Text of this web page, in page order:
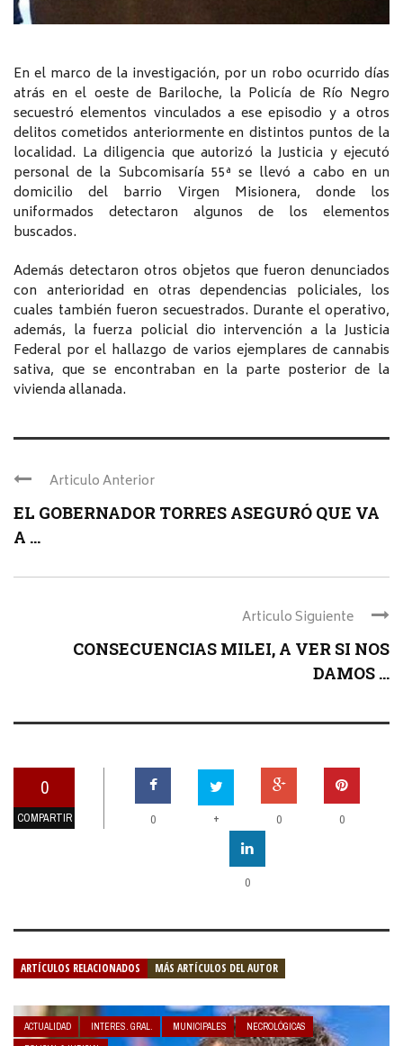
En el marco de la investigación, por un robo ocurrido días
atrás en el oeste de Bariloche, la Policía de Río Negro
secuestró elementos vinculados a ese episodio y a otros
delitos cometidos anteriormente en distintos puntos de la
localidad. La diligencia que autorizó la Justicia y ejecutó
personal de la Subcomisaría 55ª se llevó a cabo en un
domicilio del barrio Virgen Misionera, donde los
uniformados detectaron algunos de los elementos
buscados.
Además detectaron otros objetos que fueron denunciados
con anterioridad en otras dependencias policiales, los
cuales también fueron secuestrados. Durante el operativo,
además, la fuerza policial dio intervención a la Justicia
Federal por el hallazgo de varios ejemplares de cannabis
sativa, que se encontraban en la parte posterior de la
vivienda allanada.
Articulo Anterior
EL GOBERNADOR TORRES ASEGURÓ QUE VA
A ...
Articulo Siguiente
CONSECUENCIAS MILEI, A VER SI NOS
DAMOS ...
0
COMPARTIR 0 + 0 0
0
ARTÍCULOS RELACIONADOS MÁS ARTÍCULOS DEL AUTOR
ACTUALIDAD INTERES. GRAL. MUNICIPALES
NECROLÓGICAS